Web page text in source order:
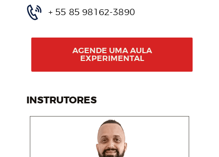
+ 55 85 98162-3890
AGENDE UMA AULA
EXPERIMENTAL
INSTRUTORES